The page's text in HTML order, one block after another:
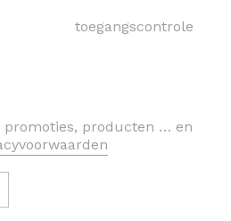
toegangscontrole
promoties, producten … en